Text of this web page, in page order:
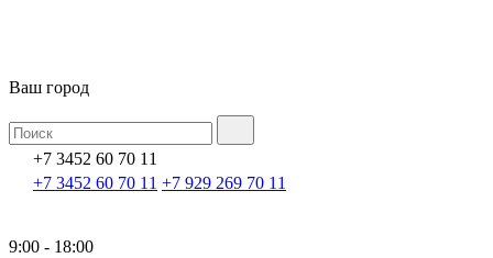
Ваш город
+7 3452 60 70 11
+7 3452 60 70 11 +7 929 269 70 11
9:00 - 18:00